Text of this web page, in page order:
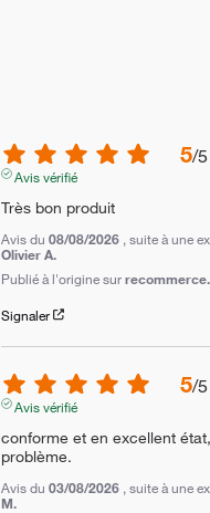
5/5
Avis vérifié
Très bon produit
Avis du 08/08/2026 , suite à une
Olivier A.
Publié à l'origine sur
Signaler
5/5
Avis vérifié
conforme et en excellent
problème.
Avis du 03/08/2026 , suite à une
M.